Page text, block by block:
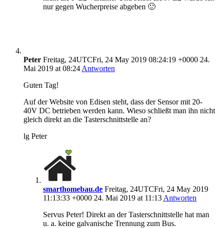
nur gegen Wucherpreise abgeben 🙂
Peter Freitag, 24UTCFri, 24 May 2019 08:24:19 +0000 24.
Mai 2019 at 08:24 Antworten
Guten Tag!
Auf der Website von Edisen steht, dass der Sensor mit 20-
40V DC betrieben werden kann. Wieso schließt man ihn nicht
gleich direkt an die Tasterschnittstelle an?
lg Peter
smarthomebau.de Freitag, 24UTCFri, 24 May 2019
11:13:33 +0000 24. Mai 2019 at 11:13 Antworten
Servus Peter! Direkt an der Tasterschnittstelle hat man
u. a. keine galvanische Trennung zum Bus.